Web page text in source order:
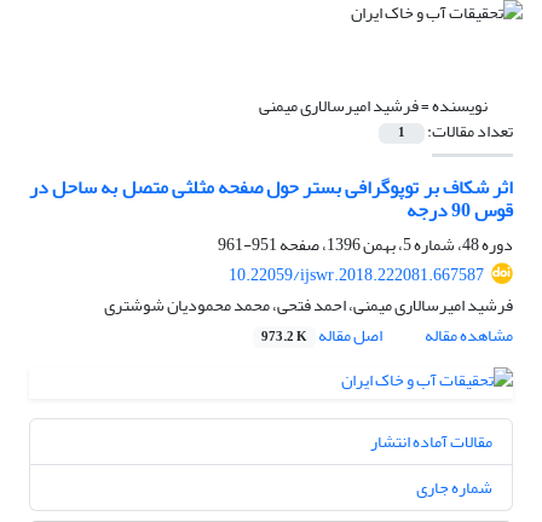
نویسنده =فرشید امیرسالاری میمنی
تعداد مقالات: 1
اثر شکاف بر توپوگرافی بستر حول صفحه‌ مثلثی متصل به ساحل در
قوس 90 درجه
دوره 48، شماره 5، بهمن 1396، صفحه
951-961
10.22059/ijswr.2018.222081.667587
فرشید امیرسالاری میمنی، احمد فتحی، محمد محمودیان شوشتری
مشاهده مقاله
اصل مقاله 973.2 K
مقالات آماده انتشار
شماره جاری